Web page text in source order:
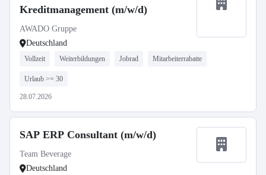
Kreditmanagement (m/w/d)
AWADO Gruppe
Deutschland
Vollzeit Weiterbildungen Jobrad Mitarbeiterrabatte
Urlaub >= 30
28.07.2026
SAP ERP Consultant (m/w/d)
Team Beverage
Deutschland